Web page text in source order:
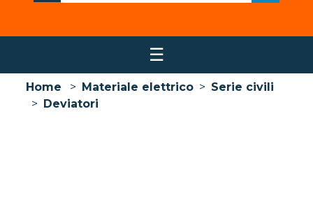
☰
Home > Materiale elettrico > Serie civili
> Deviatori